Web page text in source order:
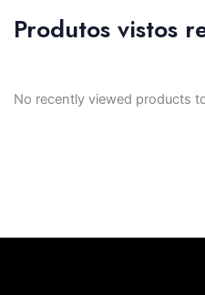
Produtos vistos
No recently viewed products